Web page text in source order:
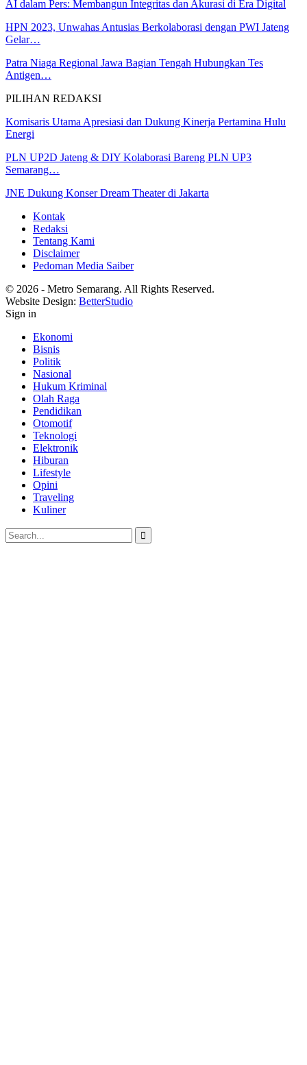
AI dalam Pers: Membangun Integritas dan Akurasi di Era Digital
HPN 2023, Unwahas Antusias Berkolaborasi dengan PWI Jateng
Gelar…
Patra Niaga Regional Jawa Bagian Tengah Hubungkan Tes
Antigen…
PILIHAN REDAKSI
Komisaris Utama Apresiasi dan Dukung Kinerja Pertamina Hulu
Energi
PLN UP2D Jateng & DIY Kolaborasi Bareng PLN UP3
Semarang…
JNE Dukung Konser Dream Theater di Jakarta
Kontak
Redaksi
Tentang Kami
Disclaimer
Pedoman Media Saiber
© 2026 - Metro Semarang. All Rights Reserved.
Website Design: BetterStudio
Sign in
Ekonomi
Bisnis
Politik
Nasional
Hukum Kriminal
Olah Raga
Pendidikan
Otomotif
Teknologi
Elektronik
Hiburan
Lifestyle
Opini
Traveling
Kuliner